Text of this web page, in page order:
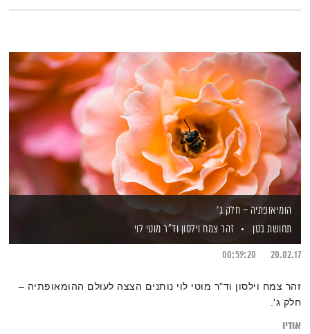
הומיאופתיה – חלק ג'
תחושת בטן
זהר צמח וילסוןוד"ר מוטי לוי
20.02.17
00:59:20
זהר צמח וילסון וד"ר מוטי לוי נותנים הצצה לעולם ההומאופתיה –
חלק ג'.
אודיו